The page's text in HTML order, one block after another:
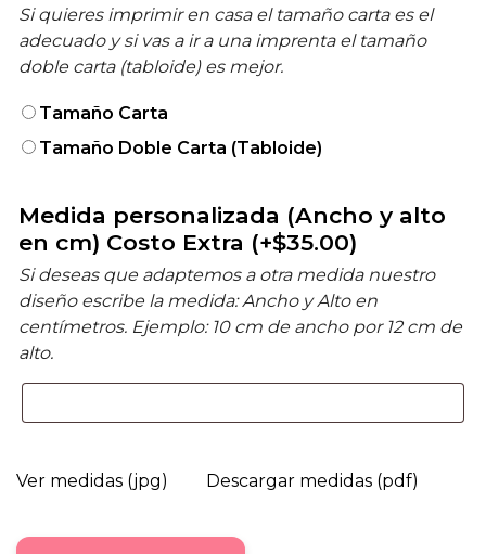
Si quieres imprimir en casa el tamaño carta es el
adecuado y si vas a ir a una imprenta el tamaño
doble carta (tabloide) es mejor.
Tamaño Carta
Tamaño Doble Carta (Tabloide)
Medida personalizada (Ancho y alto
en cm) Costo Extra (+$35.00)
Si deseas que adaptemos a otra medida nuestro
diseño escribe la medida: Ancho y Alto en
centímetros. Ejemplo: 10 cm de ancho por 12 cm de
alto.
Ver medidas (jpg) Descargar medidas (pdf)